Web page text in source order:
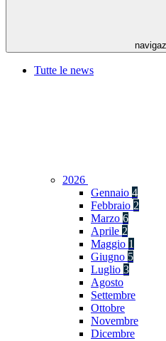
Tutte le news
2026
Gennaio 4
Febbraio 2
Marzo 6
Aprile 2
Maggio 1
Giugno 5
Luglio 3
Agosto
Settembre
Ottobre
Novembre
Dicembre